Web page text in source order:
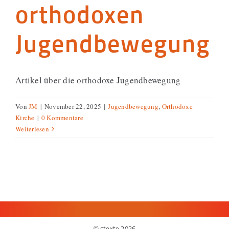
orthodoxen
Jugendbewegung
Artikel über die orthodoxe Jugendbewegung
VonJM | November 22, 2025 | Jugendbewegung, Orthodoxe
Kirche | 0 Kommentare
Weiterlesen